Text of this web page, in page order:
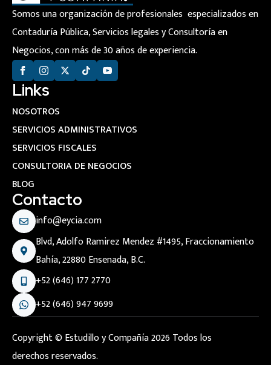
Somos una organización de profesionales especializados en
Contaduría Pública, Servicios legales y Consultoría en
Negocios, con más de 30 años de experiencia.
Links
NOSOTROS
SERVICIOS ADMINISTRATIVOS
SERVICIOS FISCALES
CONSULTORIA DE NEGOCIOS
BLOG
Contacto
info@eycia.com
Blvd, Adolfo Ramirez Mendez #1495, Fraccionamiento
Bahía, 22880 Ensenada, B.C.
+52 (646) 177 2770
+52 (646) 947 9699
Copyright © Estudillo y Compañía 2026 Todos los
derechos reservados.